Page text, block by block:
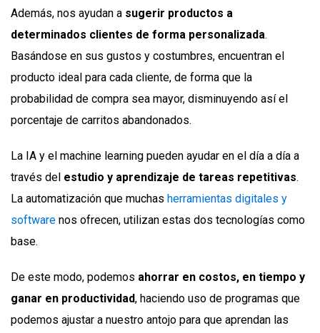
Además, nos ayudan a sugerir productos a
determinados clientes de forma personalizada.
Basándose en sus gustos y costumbres, encuentran el
producto ideal para cada cliente, de forma que la
probabilidad de compra sea mayor, disminuyendo así el
porcentaje de carritos abandonados.
La IA y el machine learning pueden ayudar en el día a día a
través del estudio y aprendizaje de tareas repetitivas.
La automatización que muchas herramientas digitales y
software nos ofrecen, utilizan estas dos tecnologías como
base.
De este modo, podemos ahorrar en costos, en tiempo y
ganar en productividad, haciendo uso de programas que
podemos ajustar a nuestro antojo para que aprendan las